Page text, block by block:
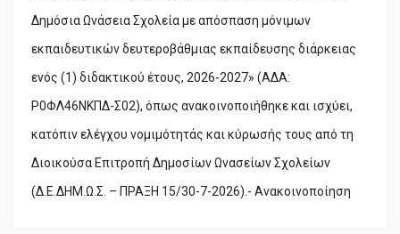
Δημόσια Ωνάσεια Σχολεία με απόσπαση μόνιμων
εκπαιδευτικών δευτεροβάθμιας εκπαίδευσης διάρκειας
ενός (1) διδακτικού έτους, 2026-2027» (ΑΔΑ:
Ρ0ΦΛ46ΝΚΠΔ-Σ02), όπως ανακοινοποιήθηκε και ισχύει,
κατόπιν ελέγχου νομιμότητάς και κύρωσής τους από τη
Διοικούσα Επιτροπή Δημοσίων Ωνασείων Σχολείων
(Δ.Ε.ΔΗΜ.Ω.Σ. – ΠΡΑΞΗ 15/30-7-2026).- Ανακοινοποίηση